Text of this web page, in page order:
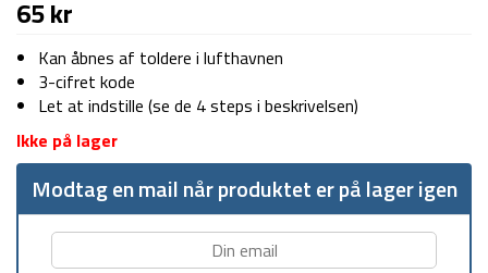
65kr
Kan åbnes af toldere i lufthavnen
3-cifret kode
Let at indstille (se de 4 steps i beskrivelsen)
Ikke på lager
Modtag en mail når produktet er på lager igen